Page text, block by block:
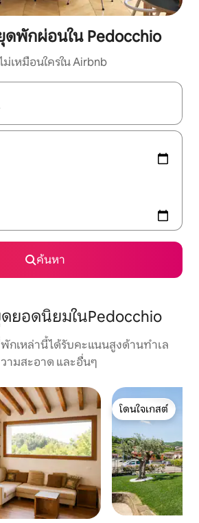
พักผ่อนใน Pedocchio
เหมือนใครใน Airbnb
การสัมผัสหรือปัด เพื่อสำรวจผลการค้นหา
ค้นหา
ยอดนิยมในPedocchio
กเหล่านี้ได้รับคะแนนสูงด้านทำเล
ามสะอาด และอื่นๆ
โดนใจเกสต์
โดนใจเกสต์